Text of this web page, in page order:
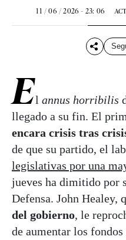
11 / 06 / 2026 - 23: 06
El annus horribilis
llegado a su fin. El
encara crisis tras
de que su partido, el
legislativas por una
jueves ha dimitido por
Defensa. John Healey,
del gobierno, le
de aumentar los fondos